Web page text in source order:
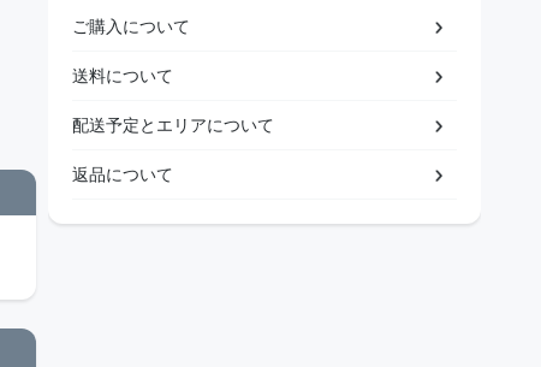
ご購入について
送料について
配送予定とエリアについて
返品について